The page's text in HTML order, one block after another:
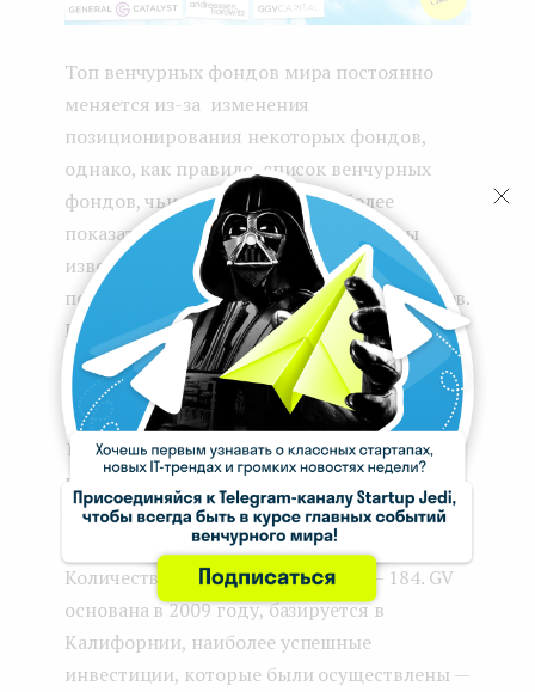
Топ венчурных фондов мира постоянно
меняется из-за изменения
позиционирования некоторых фондов,
однако, как правило, список венчурных
фондов, чьи названия и — что более
показательно — портфельные проекты
известны во всем мире, остается
постоянным в том, что касается участников.
Вот рейтинг венчурных фондов по
состоянию на февраль 2021 года по
даннымSharesPro.
1. GV. Эта венчурная компания с 78-ю
портфельными инвестициями в 2020 году
и общим количеством инвестиций — 802 —
возглавляет список венчурных фондов.
Количество экзитов за все время — 184. GV
основана в 2009 году, базируется в
Калифорнии, наиболее успешные
инвестиции, которые были осуществлены —